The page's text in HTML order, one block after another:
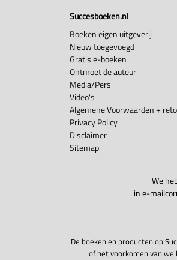
Succesboeken.nl
Boeken eigen uitgeverij
Nieuw toegevoegd
Gratis e-boeken
Ontmoet de auteur
Media/Pers
Video's
Algemene Voorwaarden +
Privacy Policy
Disclaimer
Sitemap
We
in e-
De boeken en producten op
of het voorkomen van